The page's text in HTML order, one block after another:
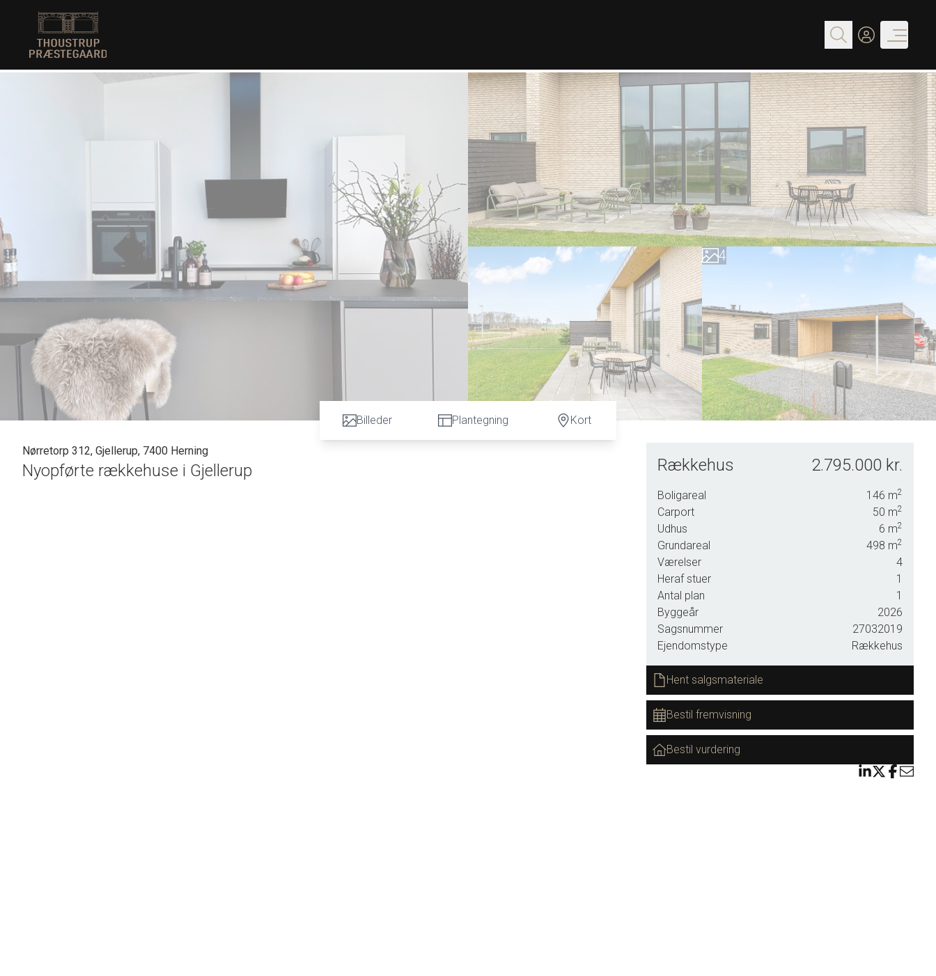
0
1
2
3
4
7
8
9
Billeder Plantegning Kort
Nørretorp 312, Gjellerup, 7400 Herning
Nyopførte rækkehuse i Gjellerup Rækkehus 2.795.000 kr.
Boligareal 146 m2
Carport 50 m2
Udhus 6 m2
Grundareal 498 m2
Værelser
4
Heraf stuer
1
Antal plan
1
Byggeår
2026
Sagsnummer
27032019
Ejendomstype
Rækkehus
Hent salgsmateriale
Bestil fremvisning
Bestil vurdering